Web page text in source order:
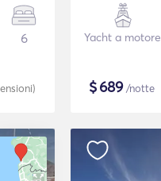
6
)
Yacht a motore
$689/notte